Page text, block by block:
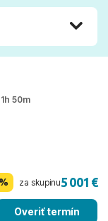
50m
za skupinu5 001 €
Overiť termín